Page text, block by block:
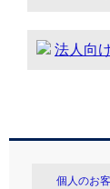
法人向
個人のお